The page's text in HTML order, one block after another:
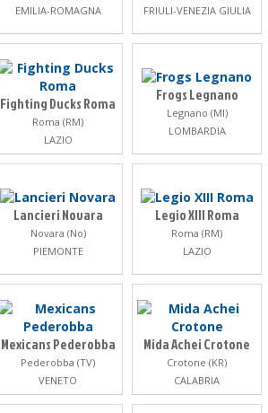
EMILIA-ROMAGNA
FRIULI-VENEZIA GIULIA
Fighting Ducks Roma
Roma (RM)
LAZIO
Frogs Legnano
Legnano (MI)
LOMBARDIA
Lancieri Novara
Novara (No)
PIEMONTE
Legio XIII Roma
Roma (RM)
LAZIO
Mexicans Pederobba
Pederobba (TV)
VENETO
Mida Achei Crotone
Crotone (KR)
CALABRIA